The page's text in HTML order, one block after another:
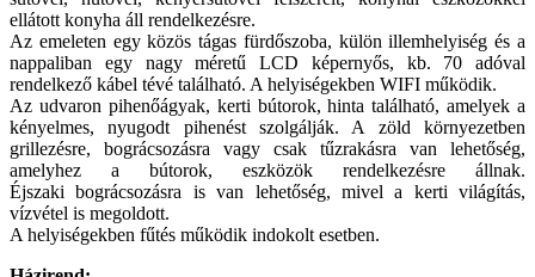
ellátott konyha áll rendelkezésre.
Az emeleten egy közös tágas fürdőszoba, külön illemhelyiség és a
nappaliban egy nagy méretű LCD képernyős, kb. 70 adóval
rendelkező kábel tévé található. A helyiségekben WIFI működik.
Az udvaron pihenőágyak, kerti bútorok, hinta található, amelyek a
kényelmes, nyugodt pihenést szolgálják. A zöld környezetben
grillezésre, bográcsozásra vagy csak tűzrakásra van lehetőség,
amelyhez a bútorok, eszközök rendelkezésre állnak.
Éjszaki bográcsozásra is van lehetőség, mivel a kerti világítás,
vízvétel is megoldott.
A helyiségekben fűtés működik indokolt esetben.